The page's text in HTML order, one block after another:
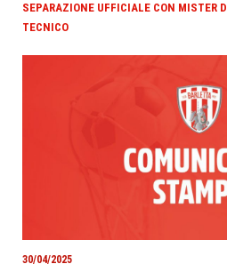
SEPARAZIONE UFFICIALE CON MISTER
TECNICO
30/04/2025